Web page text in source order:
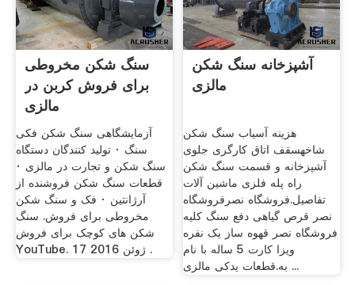
سنگ شکن مخروطی
برای فروش کربن در
مالزی
آزمایشگاهی سنگ شکن فکی
سنگ · تولید کنندگان دستگاه
سنگ شکن و تجارت در مالزی ·
قطعات سنگ شکن فروشنده از
آرژانتین · فک و سنگ شکن
مخروطی برای فروش. سنگ
شکن های کوچک برای فروش
YouTube. 17 ژوئن 2016 .
آشپزخانه سنگ شکن
مالزی
هزینه آسیاب سنگ شکن
شاخهسقف اتاق کارگری جلوی
آشپزخانه و قسمت سنگ شکن
راه پله فلزی ماشین آلات
تفاصيل.فروشگاه نصرفروشگاه
نصر قرص گیاهی دفع سنگ کلیه
فروشگاه نصر قهوه ساز یک نفره
ویزا کارت 5 ساله با نام
به.قطعات یدکی مالزی ...